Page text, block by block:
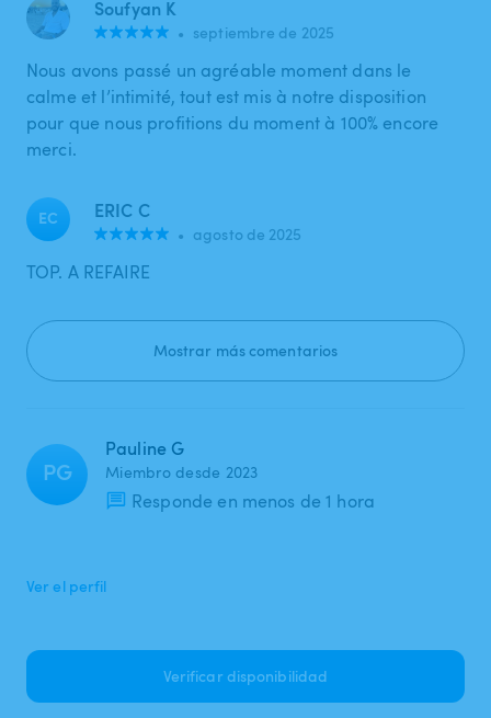
Soufyan K
• septiembre de 2025
Nous avons passé un agréable moment dans le
calme et l’intimité, tout est mis à notre disposition
pour que nous profitions du moment à 100% encore
merci.
EC ERIC C
• agosto de 2025
TOP. A REFAIRE
Mostrar más comentarios
PG
Pauline G
Miembro desde 2023
Responde en menos de 1 hora
Ver el perfil
Verificar disponibilidad